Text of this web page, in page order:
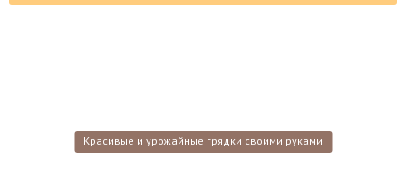
Красивые и урожайные грядки своими руками